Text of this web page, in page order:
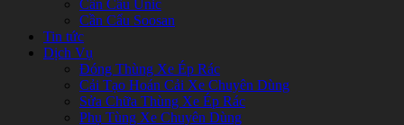
Cần Cẩu Unic
Cần Cẩu Soosan
Tin tức
Dịch Vụ
Đóng Thùng Xe Ép Rác
Cải Tạo Hoán Cải Xe Chuyên Dùng
Sửa Chữa Thùng Xe Ép Rác
Phụ Tùng Xe Chuyên Dùng